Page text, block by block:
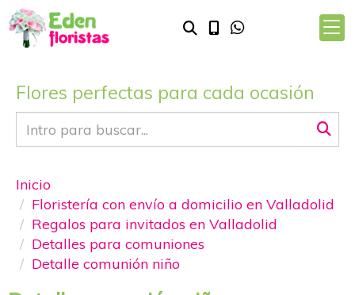
Flores perfectas para cada ocasión
Inicio
Floristería con envío a domicilio en Valladolid
Regalos para invitados en Valladolid
Detalles para comuniones
Detalle comunión niño